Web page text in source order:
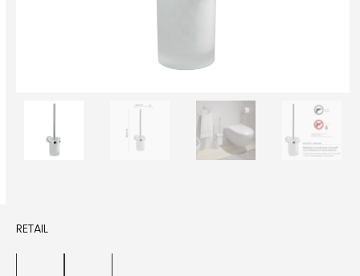
RETAIL